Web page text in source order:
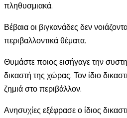
πληθυσμιακά.
Βέβαια οι βιγκανάδες δεν
περιβαλλοντικά θέματα.
Θυμάστε ποιος εισήγαγε την
δικαστή της χώρας. Τον ίδιο
ζημιά στο περιβάλλον.
Ανησυχίες εξέφρασε ο ίδιος